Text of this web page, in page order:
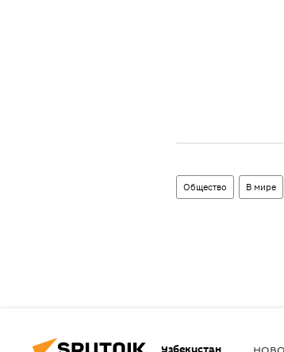
Общество В мире
Узбекистан